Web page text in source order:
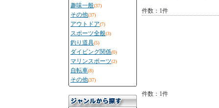
趣味一般(37)
その他(37)
アウトドア(7)
スポーツ全般(3)
釣り道具(5)
ダイビング関係(0)
マリンスポーツ(2)
自転車(8)
その他(37)
件数：1件
件数：1件